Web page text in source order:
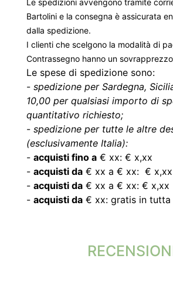
Bartolini e la consegna è assicurata
dalla spedizione.
I clienti che scelgono la modalità di
Contrassegno hanno un
Le spese di spedizione sono:
- spedizione per Sardegna,
10,00 per qualsiasi importo di
quantitativo richiesto;
- spedizione per tutte le altre
(esclusivamente Italia):
- acquisti fino a € xx: € x,xx
- acquisti da € xx a € xx: € x,xx
- acquisti da € xx a € xx: € x,xx
- acquisti da € xx: gratis in tutta